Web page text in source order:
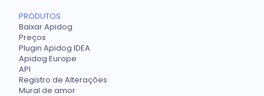
PRODUTOS
Baixar Apidog
Preços
Plugin Apidog IDEA
Apidog Europe
API
Registro de Alterações
Mural de amor